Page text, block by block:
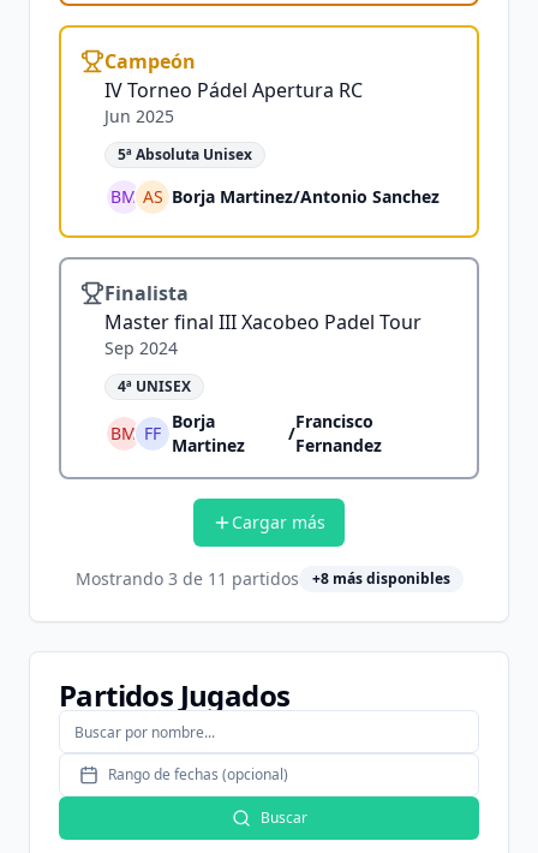
Campeón
IV Torneo Pádel Apertura RC
Jun 2025
5ª Absoluta Unisex
BM AS Borja Martinez/Antonio Sanchez
Finalista
Master final III Xacobeo Padel Tour
Sep 2024
4ª UNISEX
BM FF
Borja
Martinez
/
Francisco
Fernandez
Cargar más
Mostrando 3 de 11 partidos +8más disponibles
Partidos Jugados
Rango de fechas (opcional)
Buscar